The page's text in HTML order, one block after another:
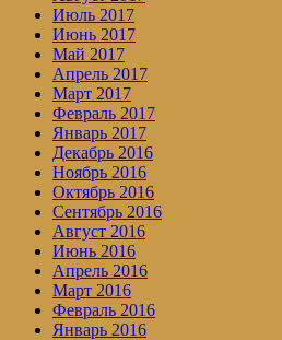
Июль 2017
Июнь 2017
Май 2017
Апрель 2017
Март 2017
Февраль 2017
Январь 2017
Декабрь 2016
Ноябрь 2016
Октябрь 2016
Сентябрь 2016
Август 2016
Июнь 2016
Апрель 2016
Март 2016
Февраль 2016
Январь 2016